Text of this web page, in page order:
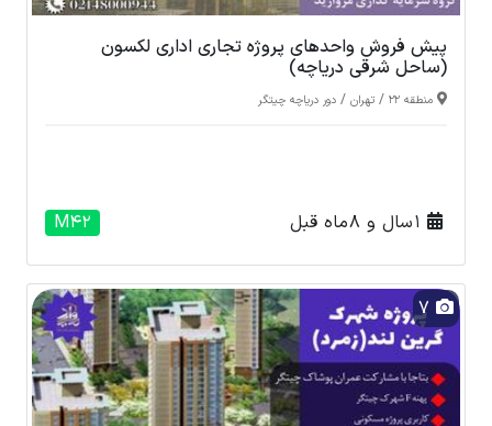
پیش فروش واحدهای پروژه تجاری اداری لکسون
(ساحل شرقی دریاچه)
منطقه 22 / تهران / دور دریاچه چیتگر
M42